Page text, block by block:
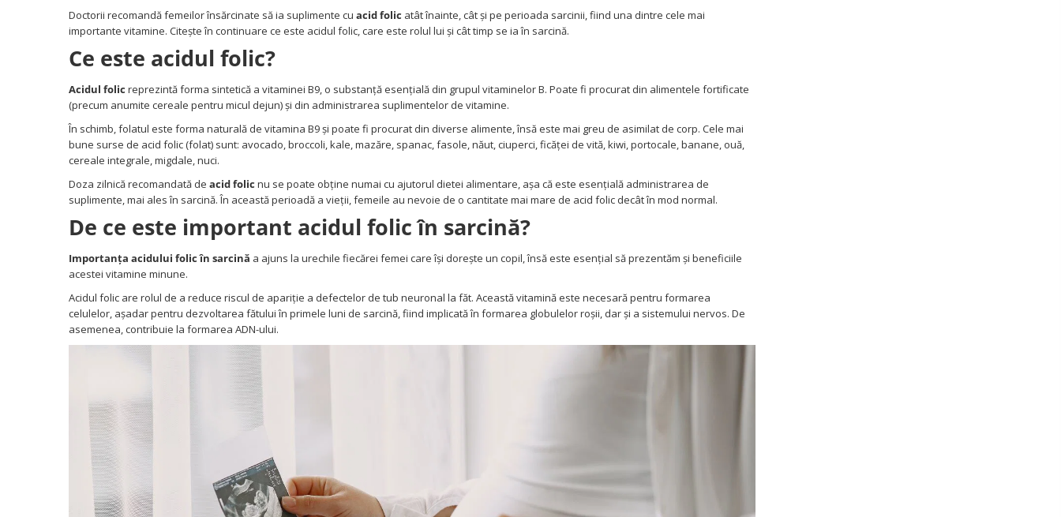
Accesorii bebelusi / nou-nascuti
Perne si saltele bebelusi
Diversificare bebelusi
Maternitate
Jucarii copii si jocuri educative
Jucarii dentitie
Jocuri educative
Jucarii bebelusi
Covorase ortopedice senzoriale
Cuburi magnetice JollyHeap®
Rechizite scolare
Stikere decorative si covoare
Stickere decorative
Siguranta animale companie
Propuneri Cadou
Doctorii recomandă femeilor însărcinate să ia suplimente cu acid folic atât înainte, cât și pe perioada sarcinii, fiind una dintre cele mai
importante vitamine. Citește în continuare ce este acidul folic, care este rolul lui și cât timp se ia în sarcină.
Ce este acidul folic?
Acidul folic reprezintă forma sintetică a vitaminei B9, o substanță esențială din grupul vitaminelor B. Poate fi procurat din alimentele fortificate
(precum anumite cereale pentru micul dejun) și din administrarea suplimentelor de vitamine.
În schimb, folatul este forma naturală de vitamina B9 și poate fi procurat din diverse alimente, însă este mai greu de asimilat de corp. Cele mai
bune surse de acid folic (folat) sunt: avocado, broccoli, kale, mazăre, spanac, fasole, năut, ciuperci, ficăței de vită, kiwi, portocale, banane, ouă,
cereale integrale, migdale, nuci.
Doza zilnică recomandată de acid folic nu se poate obține numai cu ajutorul dietei alimentare, așa că este esențială administrarea de
suplimente, mai ales în sarcină. În această perioadă a vieții, femeile au nevoie de o cantitate mai mare de acid folic decât în mod normal.
De ce este important acidul folic în sarcină?
Importanța acidului folic în sarcină a ajuns la urechile fiecărei femei care își dorește un copil, însă este esențial să prezentăm și beneficiile
acestei vitamine minune.
Acidul folic are rolul de a reduce riscul de apariție a defectelor de tub neuronal la făt. Această vitamină este necesară pentru formarea
celulelor, așadar pentru dezvoltarea fătului în primele luni de sarcină, fiind implicată în formarea globulelor roșii, dar și a sistemului nervos. De
asemenea, contribuie la formarea ADN-ului.